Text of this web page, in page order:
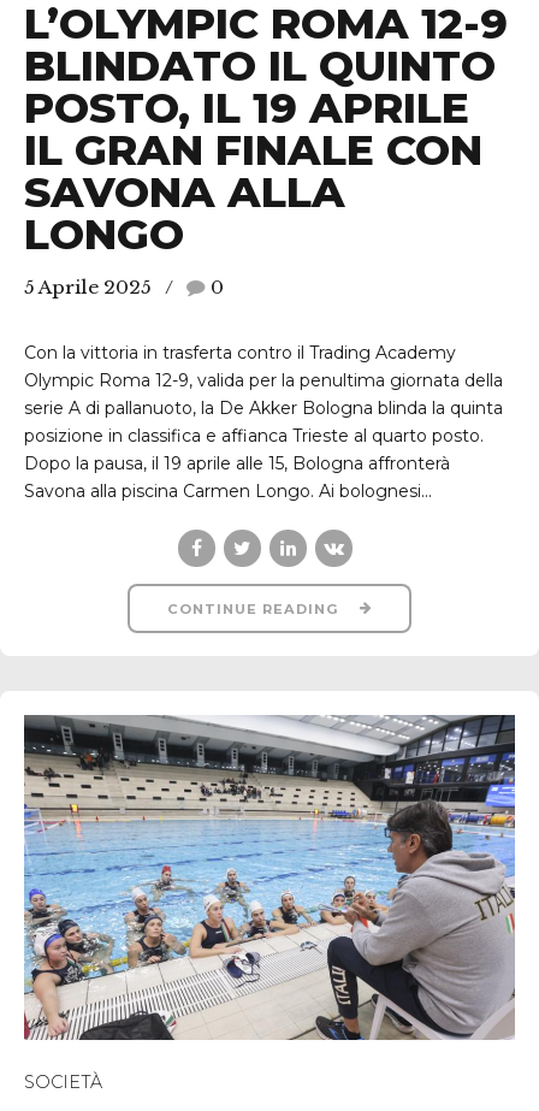
L’OLYMPIC ROMA 12-9
BLINDATO IL QUINTO
POSTO, IL 19 APRILE
IL GRAN FINALE CON
SAVONA ALLA
LONGO
5 Aprile 2025 0
Con la vittoria in trasferta contro il Trading Academy
Olympic Roma 12-9, valida per la penultima giornata della
serie A di pallanuoto, la De Akker Bologna blinda la quinta
posizione in classifica e affianca Trieste al quarto posto.
Dopo la pausa, il 19 aprile alle 15, Bologna affronterà
Savona alla piscina Carmen Longo. Ai bolognesi...
CONTINUE READING
SOCIETÀ